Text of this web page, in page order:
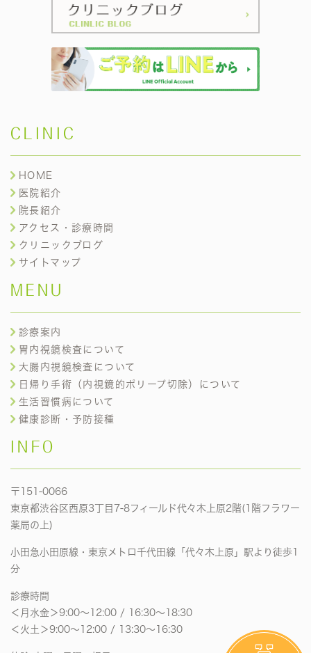
CLINIC
HOME
医院紹介
院長紹介
アクセス・診療時間
クリニックブログ
サイトマップ
MENU
診療案内
胃内視鏡検査について
大腸内視鏡検査について
日帰り手術（内視鏡的ポリープ切除）について
生活習慣病について
健康診断・予防接種
INFO
〒151-0066
東京都渋谷区西原3丁目7-8フィールド代々木上原2階(1階フラワー
薬局の上)
小田急小田原線・東京メトロ千代田線「代々木上原」駅より徒歩1
分
診療時間
＜月水金＞9:00〜12:00 / 16:30〜18:30
＜火土＞9:00〜12:00 / 13:30〜16:30